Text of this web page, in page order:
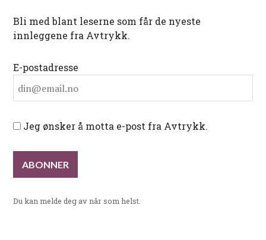
Bli med blant leserne som får de nyeste
innleggene fra Avtrykk.
E-postadresse
Jeg ønsker å motta e-post fra Avtrykk.
Du kan melde deg av når som helst.